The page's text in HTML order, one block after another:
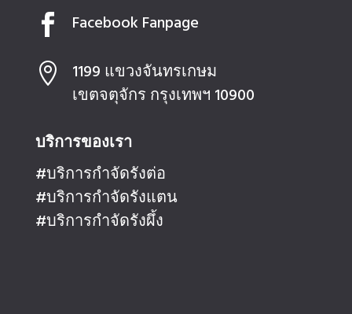

Facebook Fanpage

1199 แขวงจันทรเกษม
เขตจตุจักร กรุงเทพฯ 10900
บริการของเรา
#บริการกำจัดรังต่อ
#บริการกำจัดรังแตน
#บริการกำจัดรังผึ้ง